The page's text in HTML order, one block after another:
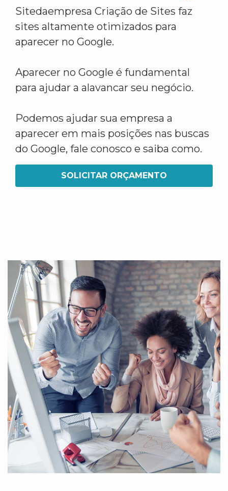
Sitedaempresa Criação de Sites faz
sites altamente otimizados para
aparecer no Google.
Aparecer no Google é fundamental
para ajudar a alavancar seu negócio.
Podemos ajudar sua empresa a
aparecer em mais posições nas buscas
do Google, fale conosco e saiba como.
SOLICITAR ORÇAMENTO